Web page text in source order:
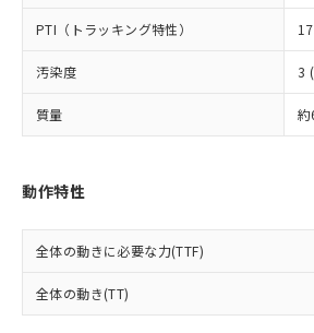
PTI（トラッキング特性）
汚染度 3
質量
動作特性
全体の動きに必要な力(TTF)
全体の動き(TT)
事前の承諾なく第三者に
示しないようお願いしま
マイパーツ機能（部品リ
ビス）をご利用いただく
メンバーズにご登録され
あります。
品・サービスに関するお
引・商談に必要な範囲で
※当社の共同利用者とは、
の共同利用に関して"
部品在庫の切り替え状況など
月が前後することがあります。
とができます。
EU RoHS指令（10物質）の非
51物質の非含有証明書（当社
「ｅ」：有害物質（10物質）
準値以下であることを示します
「10」：通常の使用状況下に
質が外部に漏えいし、環境に
及ぼさない年数を意味します。
「－」：未確認です。当社販売
場合は、上記1、2および
該第三者に通知します。
販売先および販売に係わ
法に輸出するおそれがあ
り引きをいたしません。
合意する
認ください)
受注生産機種、また
情報を公開していな